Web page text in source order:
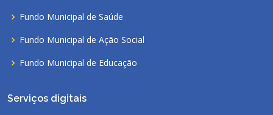
Fundo Municipal de Saúde
Fundo Municipal de Ação Social
Fundo Municipal de Educação
Serviços digitais